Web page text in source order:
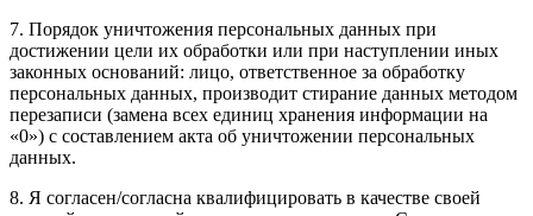
7. Порядок уничтожения персональных данных при
достижении цели их обработки или при наступлении иных
законных оснований: лицо, ответственное за обработку
персональных данных, производит стирание данных методом
перезаписи (замена всех единиц хранения информации на
«0») с составлением акта об уничтожении персональных
данных.
8. Я согласен/согласна квалифицировать в качестве своей